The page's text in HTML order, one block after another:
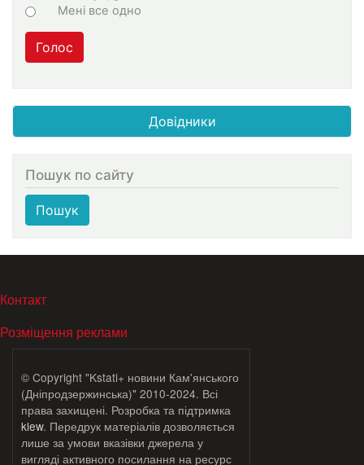
Мені все одно
Голос
Довідники
Пошук по сайту
Пошук
МЕНЮ В ПОДВАЛЕ
Контакт
Розміщення реклами
© Copyright "Kstati+ новини Кам'янського
(Дніпродзержинська)" 2010-2024. Всі
права захищені. Розробка та підтримка
klew. Передрук матеріалів дозволяється
лише за умови вказівки джерела у
вигляді активного посилання на ресурс